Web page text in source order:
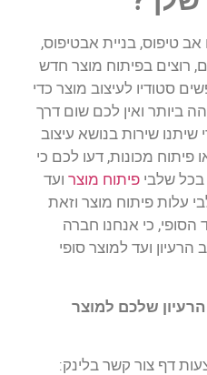
טיפוס, בניית אבטיפוס,
רוצים בפיתוח מוצר חדש
סטודיו לעיצוב מוצר כדי
ביותר ואין לכם שום דרך
שירות בנושא עיצוב
פיתוח מכונות, דעו לכם כי
בכל שלבי פיתוח מוצר ועד
עלות פיתוח מוצר וזאת
הסופי, כי אנחנו חברה
ועד למוצר סופי
שלכם למוצר
דף צור קשר בלינק: